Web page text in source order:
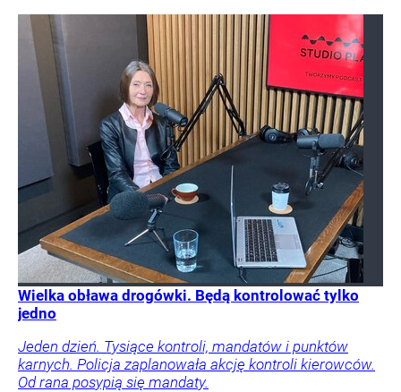
Wielka obława drogówki. Będą kontrolować tylko
jedno
Jeden dzień. Tysiące kontroli, mandatów i punktów
karnych. Policja zaplanowała akcję kontroli kierowców.
Od rana posypią się mandaty.